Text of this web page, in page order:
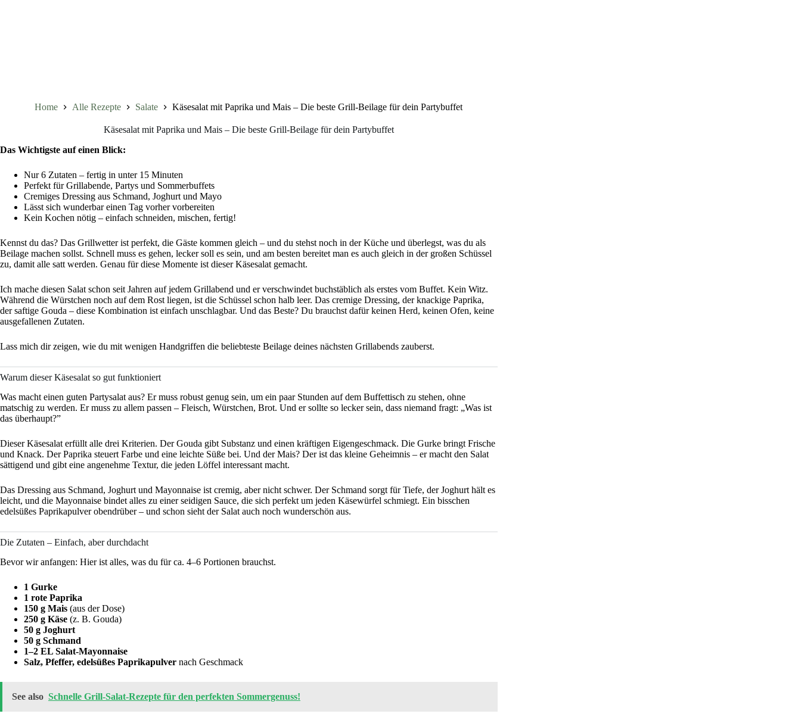
Home Alle Rezepte Salate Käsesalat mit Paprika und Mais – Die beste Grill-Beilage für dein Partybuffet
Käsesalat mit Paprika und Mais – Die beste Grill-Beilage für dein Partybuffet
Das Wichtigste auf einen Blick:
Nur 6 Zutaten – fertig in unter 15 Minuten
Perfekt für Grillabende, Partys und Sommerbuffets
Cremiges Dressing aus Schmand, Joghurt und Mayo
Lässt sich wunderbar einen Tag vorher vorbereiten
Kein Kochen nötig – einfach schneiden, mischen, fertig!
Kennst du das? Das Grillwetter ist perfekt, die Gäste kommen gleich – und du stehst noch in der Küche und überlegst, was du als
Beilage machen sollst. Schnell muss es gehen, lecker soll es sein, und am besten bereitet man es auch gleich in der großen Schüssel
zu, damit alle satt werden. Genau für diese Momente ist dieser Käsesalat gemacht.
Ich mache diesen Salat schon seit Jahren auf jedem Grillabend und er verschwindet buchstäblich als erstes vom Buffet. Kein Witz.
Während die Würstchen noch auf dem Rost liegen, ist die Schüssel schon halb leer. Das cremige Dressing, der knackige Paprika,
der saftige Gouda – diese Kombination ist einfach unschlagbar. Und das Beste? Du brauchst dafür keinen Herd, keinen Ofen, keine
ausgefallenen Zutaten.
Lass mich dir zeigen, wie du mit wenigen Handgriffen die beliebteste Beilage deines nächsten Grillabends zauberst.
Warum dieser Käsesalat so gut funktioniert
Was macht einen guten Partysalat aus? Er muss robust genug sein, um ein paar Stunden auf dem Buffettisch zu stehen, ohne
matschig zu werden. Er muss zu allem passen – Fleisch, Würstchen, Brot. Und er sollte so lecker sein, dass niemand fragt: „Was ist
das überhaupt?”
Dieser Käsesalat erfüllt alle drei Kriterien. Der Gouda gibt Substanz und einen kräftigen Eigengeschmack. Die Gurke bringt Frische
und Knack. Der Paprika steuert Farbe und eine leichte Süße bei. Und der Mais? Der ist das kleine Geheimnis – er macht den Salat
sättigend und gibt eine angenehme Textur, die jeden Löffel interessant macht.
Das Dressing aus Schmand, Joghurt und Mayonnaise ist cremig, aber nicht schwer. Der Schmand sorgt für Tiefe, der Joghurt hält es
leicht, und die Mayonnaise bindet alles zu einer seidigen Sauce, die sich perfekt um jeden Käsewürfel schmiegt. Ein bisschen
edelsüßes Paprikapulver obendrüber – und schon sieht der Salat auch noch wunderschön aus.
Die Zutaten – Einfach, aber durchdacht
Bevor wir anfangen: Hier ist alles, was du für ca. 4–6 Portionen brauchst.
1 Gurke
1 rote Paprika
150 g Mais (aus der Dose)
250 g Käse (z. B. Gouda)
50 g Joghurt
50 g Schmand
1–2 EL Salat-Mayonnaise
Salz, Pfeffer, edelsüßes Paprikapulver nach Geschmack
See also Schnelle Grill-Salat-Rezepte für den perfekten Sommergenuss!